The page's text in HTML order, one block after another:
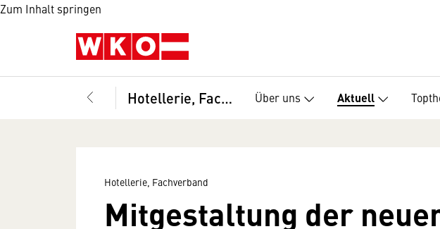
Zum Inhalt springen
Hotellerie, Fachverband Über uns Aktuell
Hotellerie, Fachverband
Mitgestaltung der